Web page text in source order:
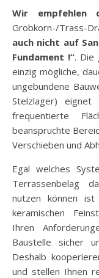
Wir empfehlen
Grobkorn-/Trass-
auch nicht auf
Fundament !“. Die
einzig mögliche,
ungebundene
Stelzlager)
frequentierte
beanspruchte
Verschieben und
Egal welches
Terrassenbelag
nutzen können
keramischen
Ihren
Baustelle sicher
Deshalb
und stellen Ihnen